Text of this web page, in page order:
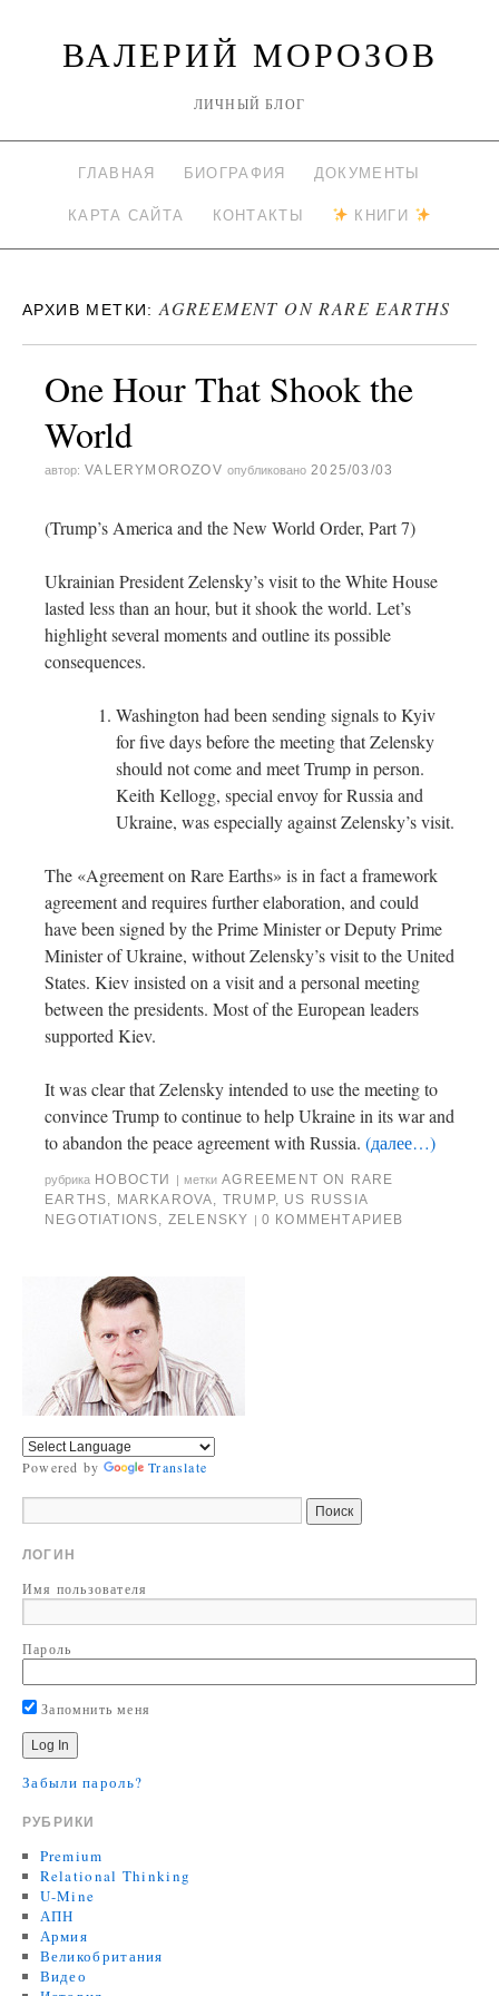
ВАЛЕРИЙ МОРОЗОВ
ЛИЧНЫЙ БЛОГ
ГЛАВНАЯ БИОГРАФИЯ ДОКУМЕНТЫ
КАРТА САЙТА КОНТАКТЫ КНИГИ
АРХИВ МЕТКИ:AGREEMENT ON RARE EARTHS
One Hour That Shook the
World
автор: VALERYMOROZOV опубликовано 2025/03/03
(Trump’s America and the New World Order, Part 7)
Ukrainian President Zelensky’s visit to the White House
lasted less than an hour, but it shook the world. Let’s
highlight several moments and outline its possible
consequences.
Washington had been sending signals to Kyiv
for five days before the meeting that Zelensky
should not come and meet Trump in person.
Keith Kellogg, special envoy for Russia and
Ukraine, was especially against Zelensky’s visit.
The «Agreement on Rare Earths» is in fact a framework
agreement and requires further elaboration, and could
have been signed by the Prime Minister or Deputy Prime
Minister of Ukraine, without Zelensky’s visit to the United
States. Kiev insisted on a visit and a personal meeting
between the presidents. Most of the European leaders
supported Kiev.
It was clear that Zelensky intended to use the meeting to
convince Trump to continue to help Ukraine in its war and
to abandon the peace agreement with Russia. (далее…)
рубрика НОВОСТИ | метки AGREEMENT ON RARE
EARTHS, MARKAROVA, TRUMP, US RUSSIA
NEGOTIATIONS, ZELENSKY | 0 КОММЕНТАРИЕВ
Powered by Translate
ЛОГИН
Имя пользователя
Пароль
Запомнить меня
Забыли пароль?
РУБРИКИ
Premium
Relational Thinking
U-Mine
АПН
Армия
Великобритания
Видео